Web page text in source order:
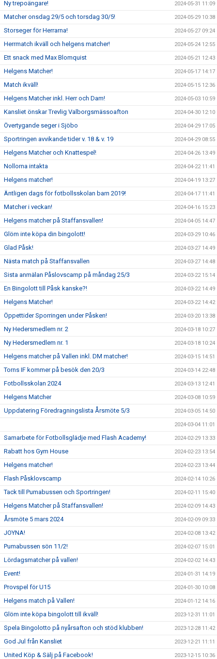
Ny trepoängare! 2024-05-31 11:09
Matcher onsdag 29/5 och torsdag 30/5! 2024-05-29 10:38
Storseger för Herrarna! 2024-05-27 09:24
Herrmatch ikväll och helgens matcher! 2024-05-24 12:55
Ett snack med Max Blomquist 2024-05-21 12:43
Helgens Matcher! 2024-05-17 14:17
Match ikväll! 2024-05-15 12:36
Helgens Matcher inkl. Herr och Dam! 2024-05-03 10:59
Kansliet önskar Trevlig Valborgsmässoafton 2024-04-30 12:10
Övertygande seger i Sjöbo 2024-04-29 17:05
Sportringen avvikande tider v. 18 & v. 19 2024-04-29 08:55
Helgens Matcher och Knattespel! 2024-04-26 13:49
Nollorna intakta 2024-04-22 11:41
Helgens matcher! 2024-04-19 13:27
Äntligen dags för fotbollsskolan barn 2019! 2024-04-17 11:41
Matcher i veckan! 2024-04-16 15:23
Helgens matcher på Staffansvallen! 2024-04-05 14:47
Glöm inte köpa din bingolott! 2024-03-29 10:46
Glad Påsk! 2024-03-27 14:49
Nästa match på Staffansvallen 2024-03-27 14:48
Sista anmälan Påslovscamp på måndag 25/3 2024-03-22 15:14
En Bingolott till Påsk kanske?! 2024-03-22 14:49
Helgens Matcher! 2024-03-22 14:42
Öppettider Sporringen under Påsken! 2024-03-20 13:38
Ny Hedersmedlem nr. 2 2024-03-18 10:27
Ny Hedersmedlem nr. 1 2024-03-18 10:24
Helgens matcher på Vallen inkl. DM matcher! 2024-03-15 14:51
Torns IF kommer på besök den 20/3 2024-03-14 22:48
Fotbollsskolan 2024 2024-03-13 12:41
Helgens Matcher 2024-03-08 10:59
Uppdatering Föredragningslista Årsmöte 5/3 2024-03-05 14:50
2024-03-04 11:01
Samarbete för Fotbollsglädje med Flash Academy! 2024-02-29 13:33
Rabatt hos Gym House 2024-02-23 13:54
Helgens matcher! 2024-02-23 13:44
Flash Påsklovscamp 2024-02-14 10:26
Tack till Pumabussen och Sportringen! 2024-02-11 15:40
Helgens Matcher på Staffansvallen! 2024-02-09 14:43
Årsmöte 5 mars 2024 2024-02-09 09:33
JOYNA! 2024-02-08 13:42
Pumabussen sön 11/2! 2024-02-07 15:01
Lördagsmatcher på vallen! 2024-02-02 14:43
Event! 2024-01-31 14:19
Provspel för U15 2024-01-30 10:08
Helgens match på Vallen! 2024-01-12 14:16
Glöm inte köpa bingolott till ikväll! 2023-12-31 11:01
Spela Bingolotto på nyårsafton och stöd klubben! 2023-12-28 11:42
God Jul från Kansliet 2023-12-21 11:11
United Köp & Sälj på Facebook! 2023-12-15 10:36